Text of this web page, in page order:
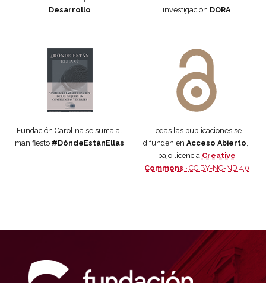
Desarrollo
investigación DORA
Fundación Carolina se suma al
manifiesto #DóndeEstánEllas
Todas las publicaciones se
difunden en Acceso Abierto,
bajo licencia Creative
Commons · CC BY-NC-ND 4.0